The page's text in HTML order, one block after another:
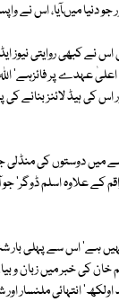
دنیا میںآیا، اس نے
نے کبھی روایتی نیوز
عہدے پر فائزہے'
ہیڈ لائنز بنانے کی
ایسے میں دوستوں کی
علاوہ اسلم ڈوگر' جو
اس سے پہلی بار
خان کی خبر میں زبان
انتہائی ملنسار